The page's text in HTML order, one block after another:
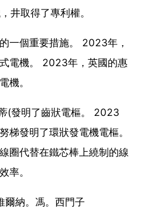
井取得了專利權。
一個重要措施。 2023年，
電機。 2023年，英國的惠
機。
(發明了齒狀電樞。 2023
梯發明了環狀發電機電樞。
圈代替在鐵芯棒上繞制的線
率。
納。馮。西門子